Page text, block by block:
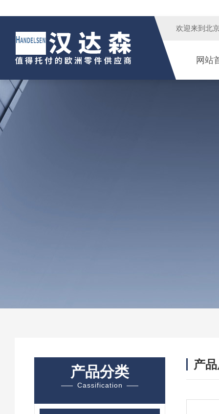
欢迎来到 北
网站
产品分类
Cassification
产